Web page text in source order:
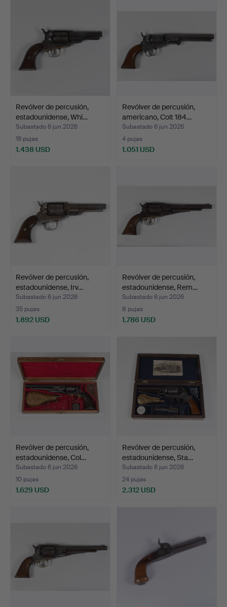
Revólver de percusión,
estadounidense, Whi…
Subastado 6 jun 2026
19 pujas
1.438 USD
Revólver de percusión,
americano, Colt 184…
Subastado 6 jun 2026
4 pujas
1.051 USD
Revólver de percusión,
estadounidense, Irv…
Subastado 6 jun 2026
35 pujas
1.892 USD
Revólver de percusión,
estadounidense, Rem…
Subastado 6 jun 2026
8 pujas
1.786 USD
Revólver de percusión,
estadounidense, Col…
Subastado 6 jun 2026
10 pujas
1.629 USD
Revólver de percusión,
estadounidense, Sta…
Subastado 6 jun 2026
24 pujas
2.312 USD